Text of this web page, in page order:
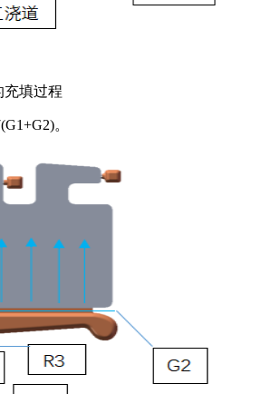
充填过程
。